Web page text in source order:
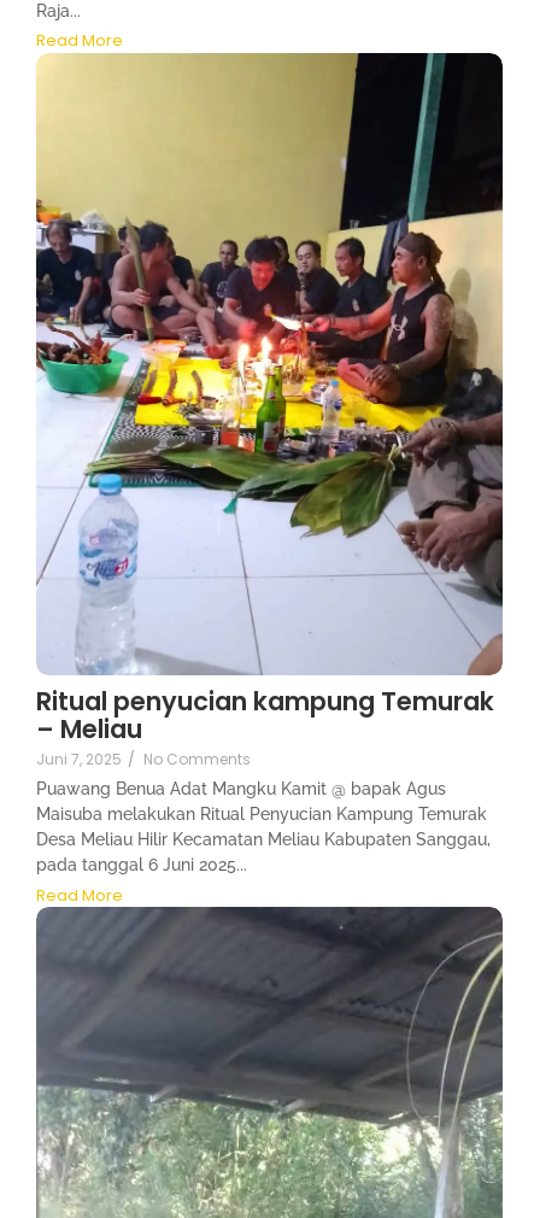
Raja...
Read More
Ritual penyucian kampung Temurak
– Meliau
Juni 7, 2025 / No Comments
Puawang Benua Adat Mangku Kamit @ bapak Agus
Maisuba melakukan Ritual Penyucian Kampung Temurak
Desa Meliau Hilir Kecamatan Meliau Kabupaten Sanggau,
pada tanggal 6 Juni 2025...
Read More